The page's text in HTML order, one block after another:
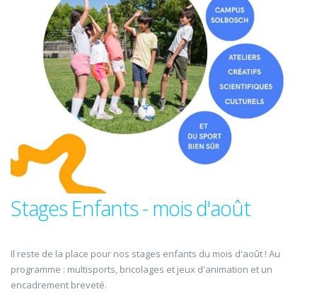
Stages Enfants - mois d'août
Il reste de la place pour nos stages enfants du mois d'août ! Au
programme : multisports, bricolages et jeux d'animation et un
encadrement breveté.